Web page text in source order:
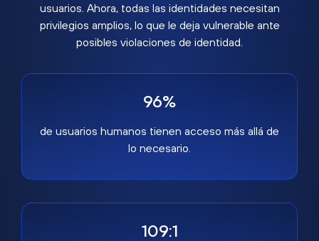
usuarios. Ahora, todas las identidades necesitan
privilegios amplios, lo que le deja vulnerable ante
posibles violaciones de identidad.
96%
de usuarios humanos tienen acceso más allá de
lo necesario.
109:1